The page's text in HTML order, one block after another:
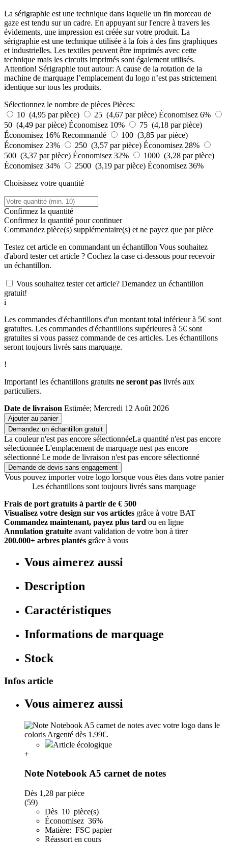
La sérigraphie est une technique dans laquelle un fin morceau de
gaze est tendu sur un cadre. En appuyant sur l'encre à travers les
évidements, une impression est créée sur votre produit. La
sérigraphie est une technique utilisée à la fois à des fins graphiques
et industrielles. Les textiles peuvent être imprimés avec cette
technique mais les circuits imprimés sont également utilisés.
Attention! Sérigraphie tout autour: A cause de la rotation de la
machine de marquage l’emplacement du logo n’est pas strictement
identique sur tous les produits.
Sélectionnez le nombre de pièces Pièces:
10 (4,95 par pièce)
25 (4,67 par pièce) Économisez 6%
50 (4,49 par pièce) Économisez 10%
75 (4,18 par pièce)
Économisez 16% Recommandé
100 (3,85 par pièce)
Économisez 23%
250 (3,57 par pièce) Économisez 28%
500 (3,37 par pièce) Économisez 32%
1000 (3,28 par pièce)
Économisez 34%
2500 (3,19 par pièce) Économisez 36%
Choisissez votre quantité
Confirmez la quantité
Confirmez la quantité pour continuer
Commandez pièce(s) supplémentaire(s) et ne payez que par pièce
Testez cet article en commandant un échantillon Vous souhaitez
d'abord tester cet article ? Cochez la case ci-dessous pour recevoir
un échantillon.
Vous souhaitez tester cet article? Demandez un échantillon
gratuit!
i
Les commandes d'échantillons d'un montant total inférieur à 5€ sont
gratuites. Les commandes d'échantillons supérieures à 5€ sont
gratuites si vous passez commande de ces articles. Les échantillons
seront toujours livrés sans marquage.
!
Important! les échantillons gratuits ne seront pas livrés aux
particuliers.
Date de livraison Estimée; Mercredi 12 Août 2026
Ajouter au panier
Demandez un échantillon gratuit
La couleur n'est pas encore sélectionnéeLa quantité n'est pas encore
sélectionnée L'emplacement de marquage nest pas encore
sélectionné Le mode de livraison n'est pas encore sélectionné
Demande de devis sans engagement
Vous pouvez importer votre logo lorsque vous êtes dans votre panier
Les échantillons sont toujours livrés sans marquage
Frais de port gratuits à partir de € 500
Visualisez votre design sur vos articles grâce à votre BAT
Commandez maintenant, payez plus tard ou en ligne
Annulation gratuite avant validation de votre bon à tirer
200.000+ arbres plantés grâce à vous
Vous aimerez aussi
Description
Caractéristiques
Informations de marquage
Stock
Infos article
Vous aimerez aussi
Article écologique
+
Note Notebook A5 carnet de notes
Dès 1,28 par pièce
(59)
Dès 10 pièce(s)
Économisez 36%
Matière: FSC papier
Réassort en cours